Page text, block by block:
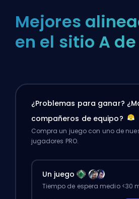
Mejores
en el sitio A
¿Problemas para ganar?
compañeros de equipo?
Compra un juego con uno de
jugadores PRO.
Un juego
Tiempo de espera medio <30